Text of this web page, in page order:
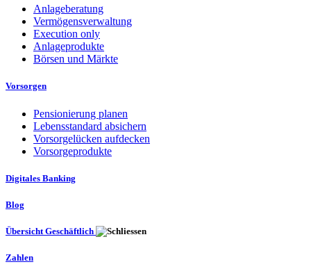
Anlageberatung
Vermögensverwaltung
Execution only
Anlageprodukte
Börsen und Märkte
Vorsorgen
Pensionierung planen
Lebensstandard absichern
Vorsorgelücken aufdecken
Vorsorgeprodukte
Digitales Banking
Blog
Übersicht Geschäftlich
Zahlen